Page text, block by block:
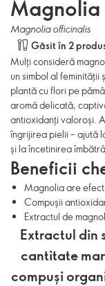
Magnolia
Magnolia officinalis
Găsit în 2
Mulți consideră
un simbol al
plantă cu flori pe
aromă delicată,
antioxidanți valoroși.
îngrijirea pielii – ajută
și la încetinirea
Beneficii
Magnolia are
Compușii
Extractul de
Extractul din
cantitate
compuși